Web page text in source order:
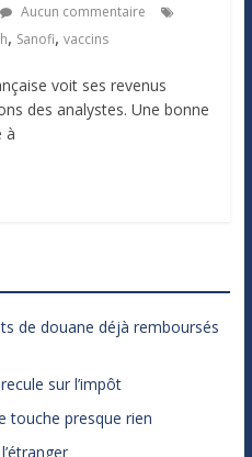
Aucun commentaire
, Sanofi, vaccins
voit ses revenus
des analystes. Une bonne
à
de douane déjà remboursés
sur l’impôt
touche presque rien